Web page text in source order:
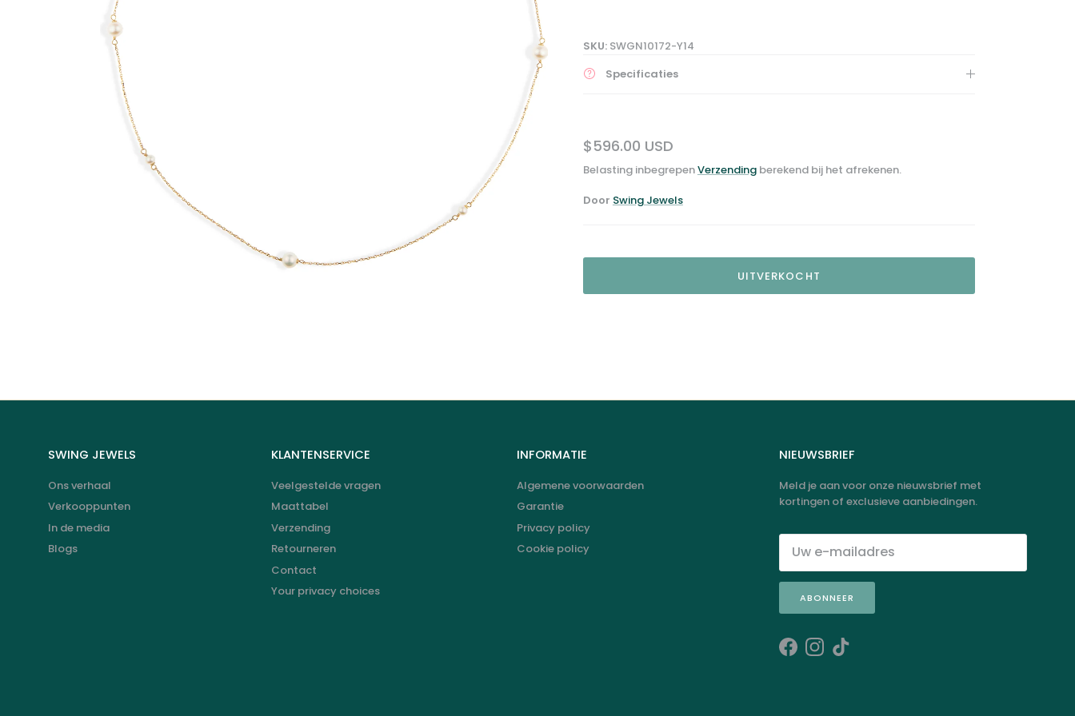
SKU: SWGN10172-Y14
Specificaties
$596.00 USD
Belasting inbegrepenVerzendingberekend bij het afrekenen.
Door Swing Jewels
UITVERKOCHT
SWING JEWELS
Ons verhaal
Verkooppunten
In de media
Blogs
KLANTENSERVICE
Veelgestelde vragen
Maattabel
Verzending
Retourneren
Contact
Your privacy choices
INFORMATIE
Algemene voorwaarden
Garantie
Privacy policy
Cookie policy
NIEUWSBRIEF
Meld je aan voor onze nieuwsbrief met
kortingen of exclusieve aanbiedingen.
ABONNEER
Facebook
Instagram
TikTok